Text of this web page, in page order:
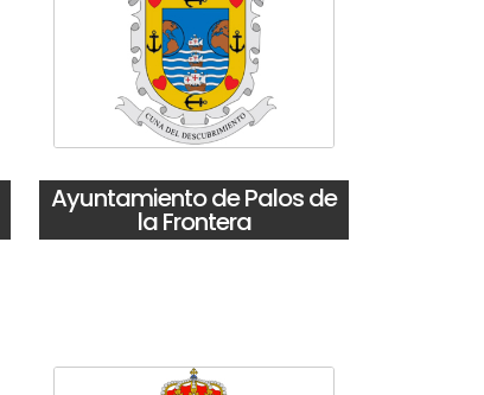
Ayuntamiento de Palos de
la Frontera